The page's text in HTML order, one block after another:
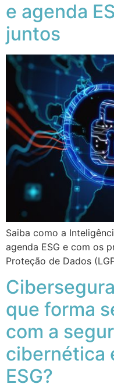
e agenda
juntos
Saiba como a
agenda ESG e com os
Proteção de Dados
que forma
com a
cibernética
ESG?